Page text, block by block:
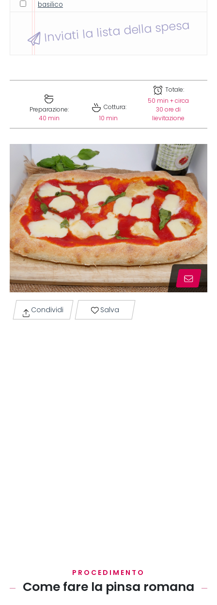
basilico
Inviati la lista della spesa
Preparazione:
40 min
Cottura:
10 min
Totale:
50 min + circa
30 ore di
lievitazione
Condividi Salva
PROCEDIMENTO
Come fare la pinsa romana